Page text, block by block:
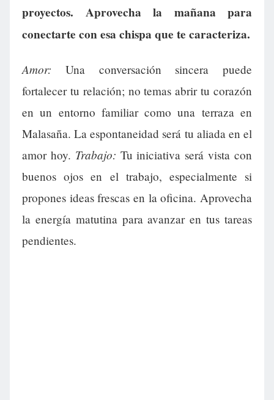
proyectos. Aprovecha la mañana para
conectarte con esa chispa que te caracteriza.
Amor: Una conversación sincera puede
fortalecer tu relación; no temas abrir tu corazón
en un entorno familiar como una terraza en
Malasaña. La espontaneidad será tu aliada en el
amor hoy. Trabajo: Tu iniciativa será vista con
buenos ojos en el trabajo, especialmente si
propones ideas frescas en la oficina. Aprovecha
la energía matutina para avanzar en tus tareas
pendientes.